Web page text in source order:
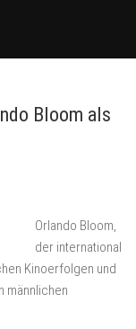
Bloom als
Orlando Bloom,
der international
Kinoerfolgen und
männlichen